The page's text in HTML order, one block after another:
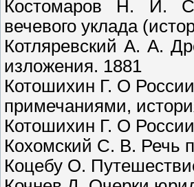
Костомаров Н. И.
вечевого уклада
Котляревский А. А.
изложения. 1881
Котошихин Г. О
примечаниями,
Котошихин Г. О
Кохомский С. В. Речь
Коцебу О.